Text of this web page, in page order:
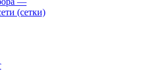
(сетки)